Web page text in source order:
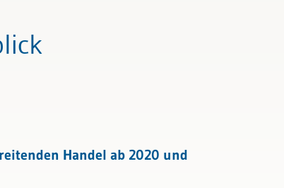
Handel ab 2020 und